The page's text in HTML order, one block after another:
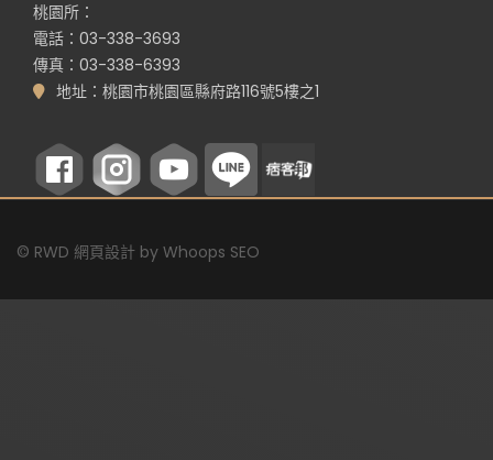
桃園所：
電話：03-338-3693
傳真：03-338-6393
地址：桃園市桃園區縣府路116號5樓之1
© RWD 網頁設計 by Whoops SEO